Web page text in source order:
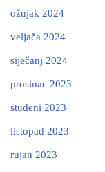
ožujak 2024
veljača 2024
siječanj 2024
prosinac 2023
studeni 2023
listopad 2023
rujan 2023